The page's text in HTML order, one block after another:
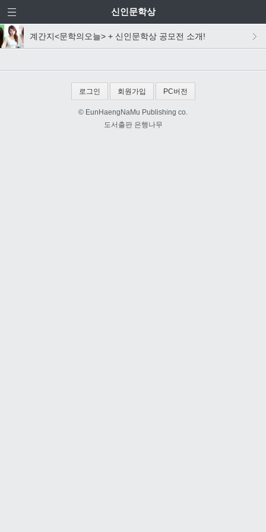
신인문학상
계간지<문학의오늘> + 신인문학상 공모전 소개!
로그인 회원가입 PC버전
© EunHaengNaMu Publishing co.
도서출판 은행나무